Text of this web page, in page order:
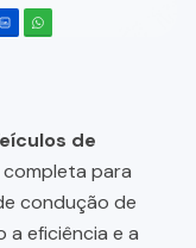
de
para
condução de
a eficiência e a